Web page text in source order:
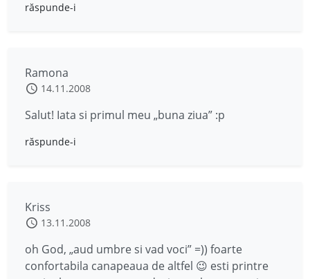
răspunde-i
Ramona
14.11.2008
Salut! Iata si primul meu „buna ziua” :p
răspunde-i
Kriss
13.11.2008
oh God, „aud umbre si vad voci” =)) foarte
confortabila canapeaua de altfel 😉 esti printre